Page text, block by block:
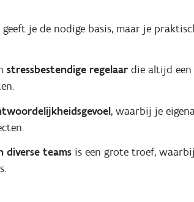
geeft je de nodige basis, maar je
stressbestendige regelaardie altijd een
, waarbij je
diverse teamsis een grote troef,